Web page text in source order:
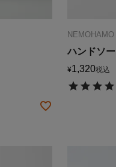
NEMOHAMO
ハンドソー
¥1,320税込